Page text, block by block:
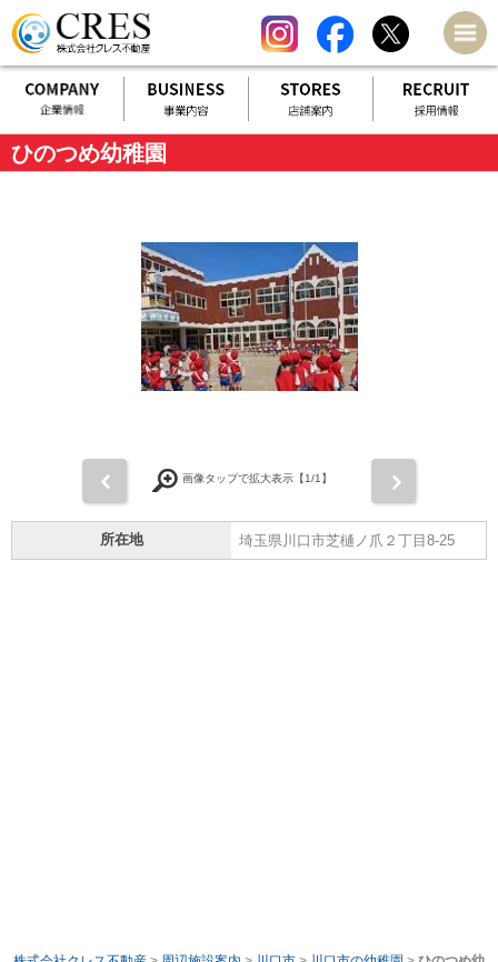
ひのつめ幼稚園
画像タップで拡大表示【1/1】
所在地 埼玉県川口市芝樋ノ爪２丁目8-25